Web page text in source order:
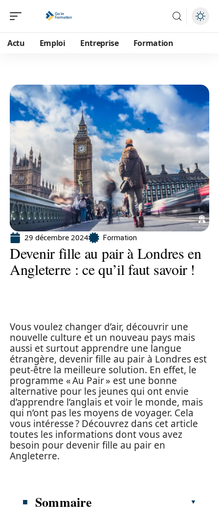
Actu Emploi Entreprise Formation
29 décembre 2024 Formation
Devenir fille au pair à Londres en
Angleterre : ce qu’il faut savoir !
Vous voulez changer d’air, découvrir une
nouvelle culture et un nouveau pays mais
aussi et surtout apprendre une langue
étrangère, devenir fille au pair à Londres est
peut-être la meilleure solution. En effet, le
programme « Au Pair » est une bonne
alternative pour les jeunes qui ont envie
d’apprendre l’anglais et voir le monde, mais
qui n’ont pas les moyens de voyager. Cela
vous intéresse ? Découvrez dans cet article
toutes les informations dont vous avez
besoin pour devenir fille au pair en
Angleterre.
Sommaire